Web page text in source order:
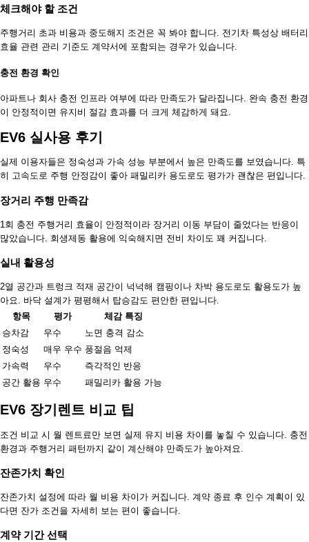
체크해야 할 조건
주행거리 초과 비용과 중도해지 조건은 꼭 봐야 합니다. 전기차 특성상 배터리
효율 관련 관리 기준도 계약서에 포함되는 경우가 있습니다.
충전 환경 확인
아파트나 회사 충전 인프라 여부에 따라 만족도가 달라집니다. 완속 충전 환경
이 안정적이면 유지비 절감 효과를 더 크게 체감하게 돼요.
EV6 실사용 후기
실제 이용자들은 정숙성과 가속 성능 부분에서 높은 만족도를 보였습니다. 특
히 고속도로 주행 안정감이 좋아 패밀리카 용도로도 평가가 괜찮은 편입니다.
장거리 주행 만족감
1회 충전 주행거리 효율이 안정적이라 장거리 이동 부담이 줄었다는 반응이
많았습니다. 회생제동 활용에 익숙해지면 전비 차이도 꽤 커집니다.
실내 활용성
2열 공간과 트렁크 적재 공간이 넉넉해 캠핑이나 차박 용도로도 활용도가 높
아요. 바닥 설계가 평평해서 탑승감도 편안한 편입니다.
항목
평가
체감 특징
승차감
우수
노면 충격 감소
정숙성
매우 우수 풍절음 억제
가속력
우수
즉각적인 반응
공간 활용 우수 패밀리카 활용 가능
EV6 장기렌트 비교 팁
조건 비교 시 월 렌트료만 보면 실제 유지 비용 차이를 놓칠 수 있습니다. 충전
환경과 주행거리 패턴까지 같이 계산해야 만족도가 높아져요.
잔존가치 확인
잔존가치 설정에 따라 월 비용 차이가 커집니다. 계약 종료 후 인수 계획이 있
다면 잔가 조건을 자세히 보는 편이 좋습니다.
계약 기간 선택